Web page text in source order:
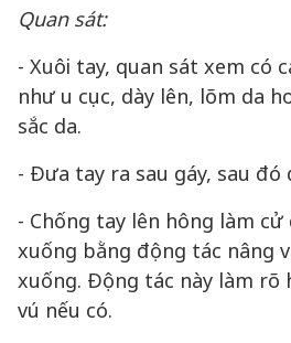
Quan sát:
- Xuôi tay, quan sát xem có
như u cục, dày lên, lõm da
sắc da.
- Đưa tay ra sau gáy, sau đó
- Chống tay lên hông làm
xuống bằng động tác nâng
xuống. Động tác này làm rõ
vú nếu có.